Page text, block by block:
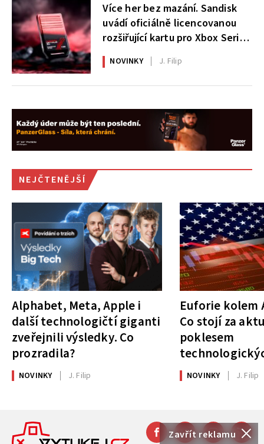
Zavřít reklamu
Více her bez mazání. Sandisk
uvádí oficiálně licencovanou
rozšiřující kartu pro Xbox Series
X|S
NOVINKY J. Filip
NEJČTENĚJŠÍ
Alphabet, Meta, Apple i
další technologičtí giganti
zveřejnili výsledky. Co
prozradila?
NOVINKY J. Filip
Euforie kolem
Co stojí za
poklesem
NOVINKY J. Filip